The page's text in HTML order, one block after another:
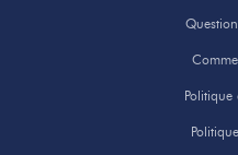
Politique